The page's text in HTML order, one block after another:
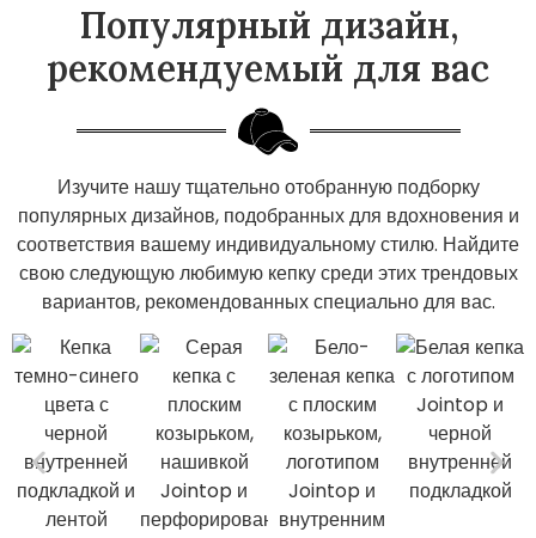
Популярный дизайн,
рекомендуемый для вас
Изучите нашу тщательно отобранную подборку
популярных дизайнов, подобранных для вдохновения и
соответствия вашему индивидуальному стилю. Найдите
свою следующую любимую кепку среди этих трендовых
вариантов, рекомендованных специально для вас.